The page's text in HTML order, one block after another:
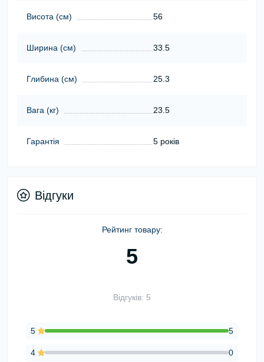
Висота (cм) 56
Ширина (cм) 33.5
Глибина (cм) 25.3
Вага (кг) 23.5
Гарантія 5 років
Відгуки
Рейтинг товару:
5
Відгуків: 5
5 5
4 0